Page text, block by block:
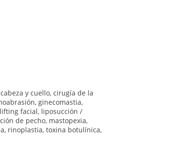
y cuello, cirugía de la
, ginecomastia,
lifting facial, liposucción /
de pecho, mastopexia,
, rinoplastia, toxina botulínica,